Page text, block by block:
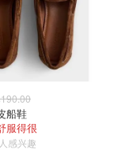
船鞋
服得很
感兴趣